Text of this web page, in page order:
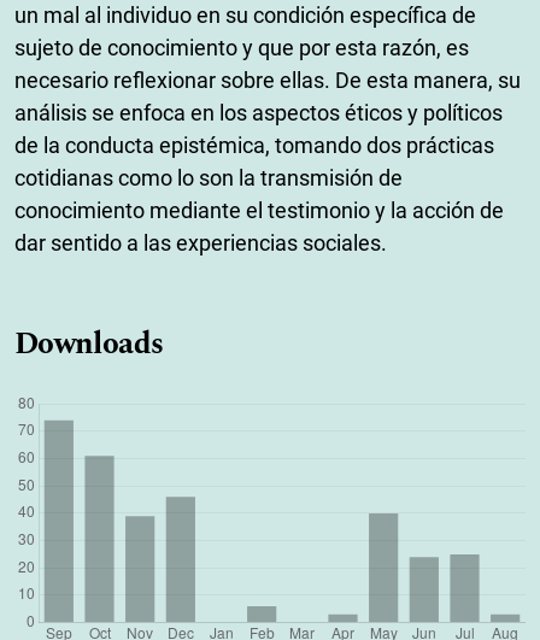
un mal al individuo en su condición específica de
sujeto de conocimiento y que por esta razón, es
necesario reflexionar sobre ellas. De esta manera, su
análisis se enfoca en los aspectos éticos y políticos
de la conducta epistémica, tomando dos prácticas
cotidianas como lo son la transmisión de
conocimiento mediante el testimonio y la acción de
dar sentido a las experiencias sociales.
Downloads